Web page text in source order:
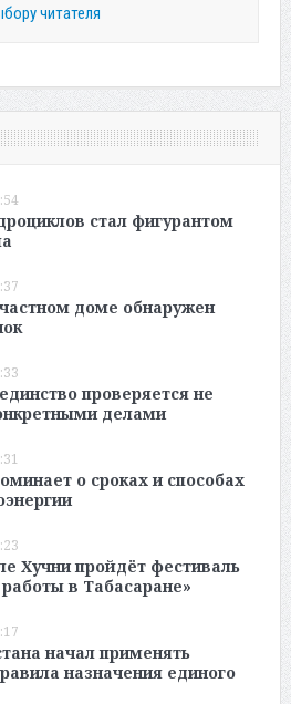
читателя
стал фигурантом
доме обнаружен
проверяется не
делами
о сроках и способах
Хучни пройдёт фестиваль
в Табасаране»
начал применять
назначения единого